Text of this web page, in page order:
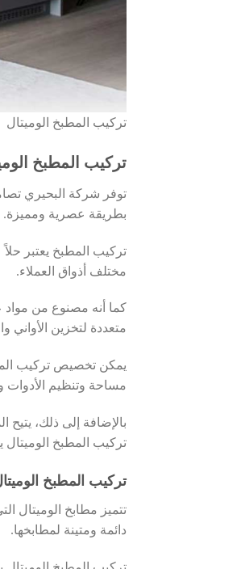
تركيب المطبخ الوميتال
تركيب المطبخ
توفر شركة البحيري
بطريقة عصرية ومميزة.
تركيب المطبخ يعتبر
مختلف أذواق العملاء.
كما أنه مصنوع من مواد
متعددة لتخزين الأواني
يمكن تخصيص تركيب
مساحة وتنظيم الأدوات
بالإضافة إلى ذلك، يتيح
تركيب المطبخ الوميتال
تركيب المطبخ
تتميز مطابخ الوميتال
دائمة ومتينة لمطابخها.